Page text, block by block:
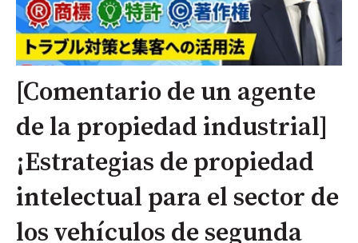
[Comentario de un agente
de la propiedad industrial]
¡Estrategias de propiedad
intelectual para el sector de
los vehículos de segunda